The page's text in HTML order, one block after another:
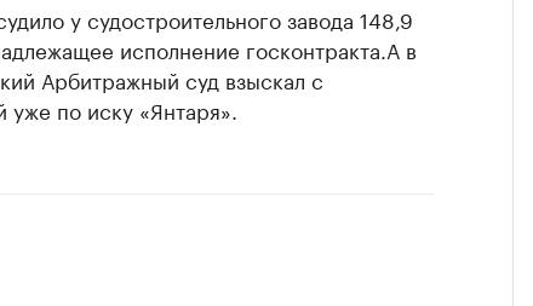
у судостроительного завода 148,9
исполнение госконтракта.А в
Арбитражный суд взыскал с
по иску «Янтаря».